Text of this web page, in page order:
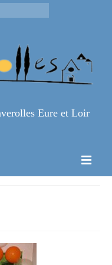
Eure et Loir